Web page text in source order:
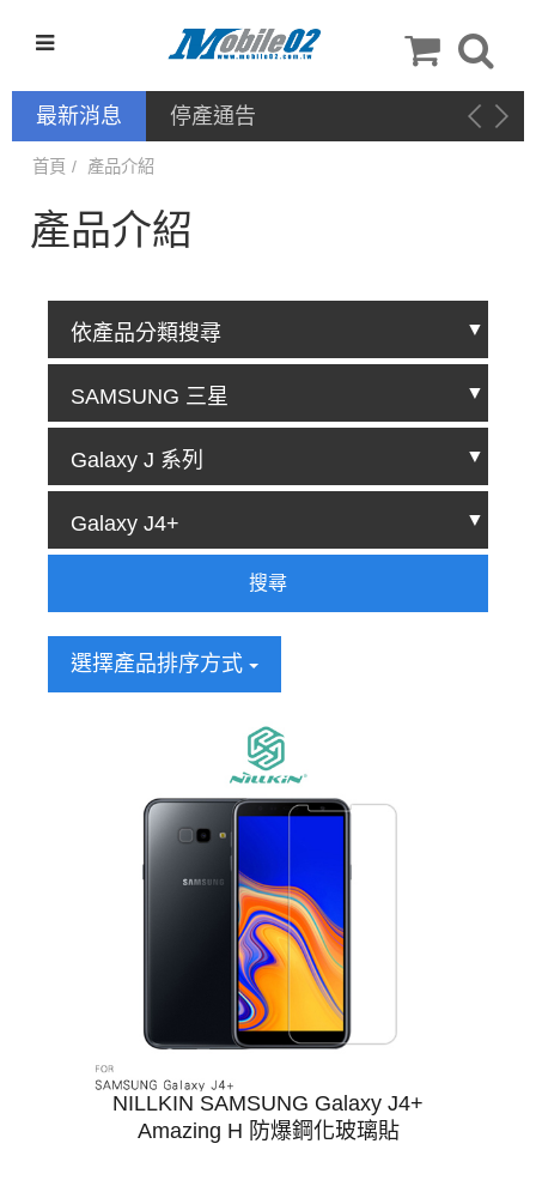
最新消息 停產通告
首頁 產品介紹
產品介紹
搜尋
選擇產品排序方式
NILLKIN SAMSUNG Galaxy J4+
Amazing H 防爆鋼化玻璃貼